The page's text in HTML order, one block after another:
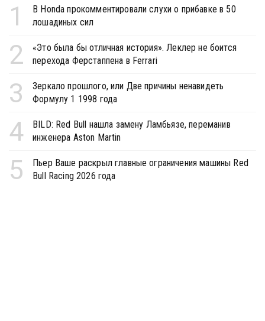
1
В Honda прокомментировали слухи о прибавке в 50
лошадиных сил
2
«Это была бы отличная история». Леклер не боится
перехода Ферстаппена в Ferrari
3
Зеркало прошлого, или Две причины ненавидеть
Формулу 1 1998 года
4
BILD: Red Bull нашла замену Ламбьязе, переманив
инженера Aston Martin
5
Пьер Ваше раскрыл главные ограничения машины Red
Bull Racing 2026 года